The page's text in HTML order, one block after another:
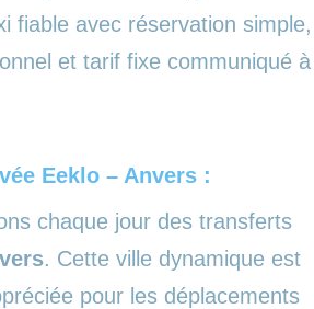
fiable avec réservation simple,
et tarif fixe communiqué à
Eeklo – Anvers :
chaque jour des transferts
. Cette ville dynamique est
pour les déplacements